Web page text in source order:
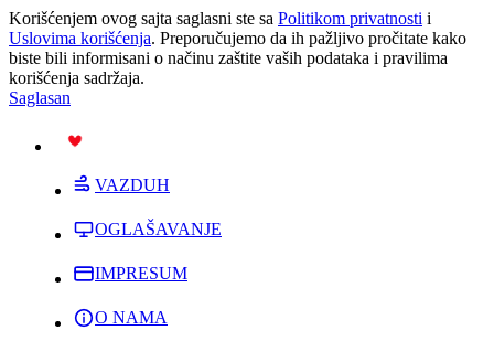
Korišćenjem ovog sajta saglasni ste sa Politikom privatnosti i
Uslovima korišćenja. Preporučujemo da ih pažljivo pročitate kako
biste bili informisani o načinu zaštite vaših podataka i pravilima
korišćenja sadržaja.
Saglasan
VAZDUH
OGLAŠAVANJE
IMPRESUM
O NAMA